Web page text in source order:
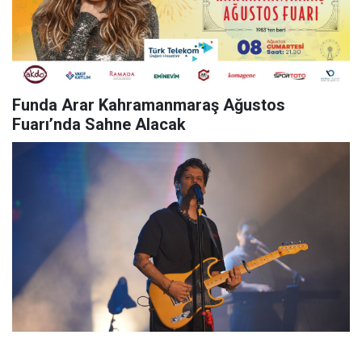
Funda Arar Kahramanmaraş Ağustos
Fuarı’nda Sahne Alacak